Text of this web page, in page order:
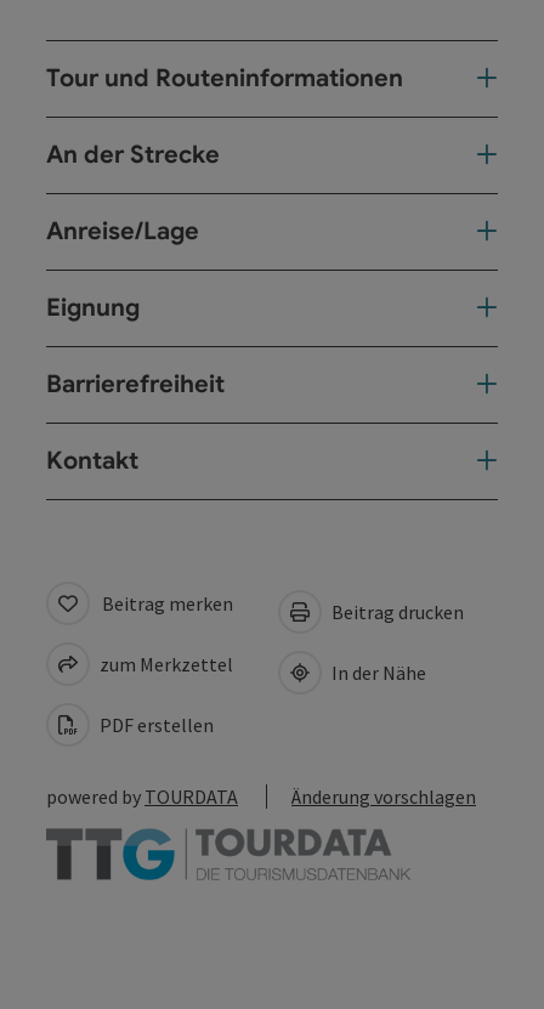
Tour und Routeninformationen
An der Strecke
Anreise/Lage
Eignung
Barrierefreiheit
Kontakt
Beitrag merken
zum Merkzettel
PDF erstellen
Beitrag drucken
In der Nähe
powered by TOURDATA Änderung vorschlagen